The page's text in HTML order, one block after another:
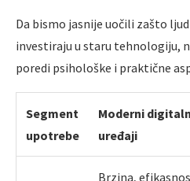
Da bismo jasnije uočili zašto
investiraju u staru tehnologiju,
poredi psihološke i praktične
Segment
upotrebe
Moderni
uređaji
Brzina,